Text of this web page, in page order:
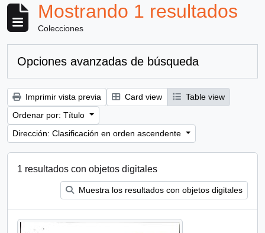
Mostrando 1 resultados
Colecciones
Opciones avanzadas de búsqueda
Imprimir vista previa Card view
Table view
Ordenar por: Título
Dirección: Clasificación en orden ascendente
1 resultados con objetos digitales
Muestra los resultados con objetos digitales